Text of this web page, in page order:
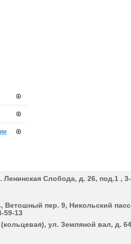
Cлобода, д. 26, под.1 ,
Ветошный пер. 9, Никольский
59-13
ул. Земляной вал, д.